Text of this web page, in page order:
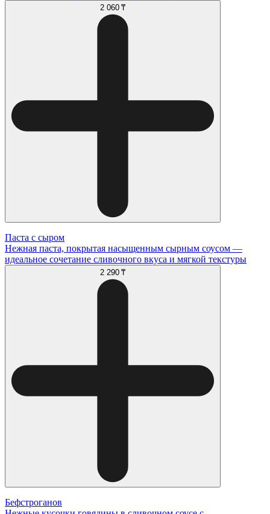
2 060 ₸
Паста с сыром
Нежная паста, покрытая насыщенным сырным соусом —
идеальное сочетание сливочного вкуса и мягкой текстуры
2 290 ₸
Бефстроганов